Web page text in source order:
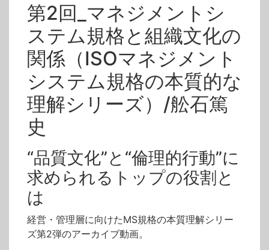
ISOマネジメントシステム規格の本質的な理解シリーズ
テクノファセミナーアーカイブ
舩石篤史
マネジメントシステム
品質文化
第2回_マネジメントシ
ステム規格と組織文化の
関係（ISOマネジメント
システム規格の本質的な
理解シリーズ）/舩石篤
史
“品質文化”と“倫理的行動”に
求められるトップの役割と
は
経営・管理層に向けたMS規格の本質理解シリー
ズ第2弾のアーカイブ動画。